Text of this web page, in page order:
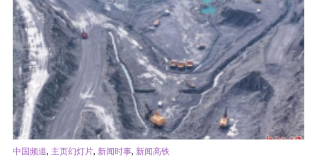
中国频道, 主页幻灯片, 新闻时事, 新闻高铁